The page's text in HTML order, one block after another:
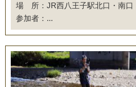
場 所：JR西八王子駅北口・南口
参加者：...